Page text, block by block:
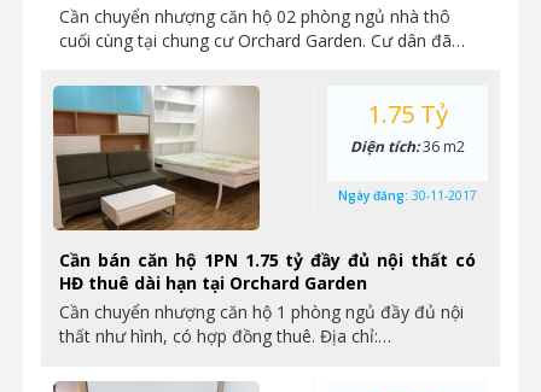
Cần chuyển nhượng căn hộ 02 phòng ngủ nhà thô
cuối cùng tại chung cư Orchard Garden. Cư dân đã…
Cần bán căn hộ 1PN 1.75 tỷ đầy đủ nội thất có
HĐ thuê dài hạn tại Orchard Garden
Cần chuyển nhượng căn hộ 1 phòng ngủ đầy đủ nội
thất như hình, có hợp đồng thuê. Địa chỉ:…
1.75 Tỷ
Diện tích:36 m2
Ngày đăng: 30-11-2017